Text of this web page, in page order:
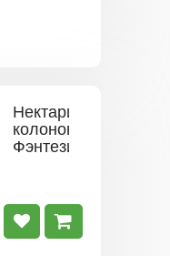
Нектарин
колоновидный
Фэнтези